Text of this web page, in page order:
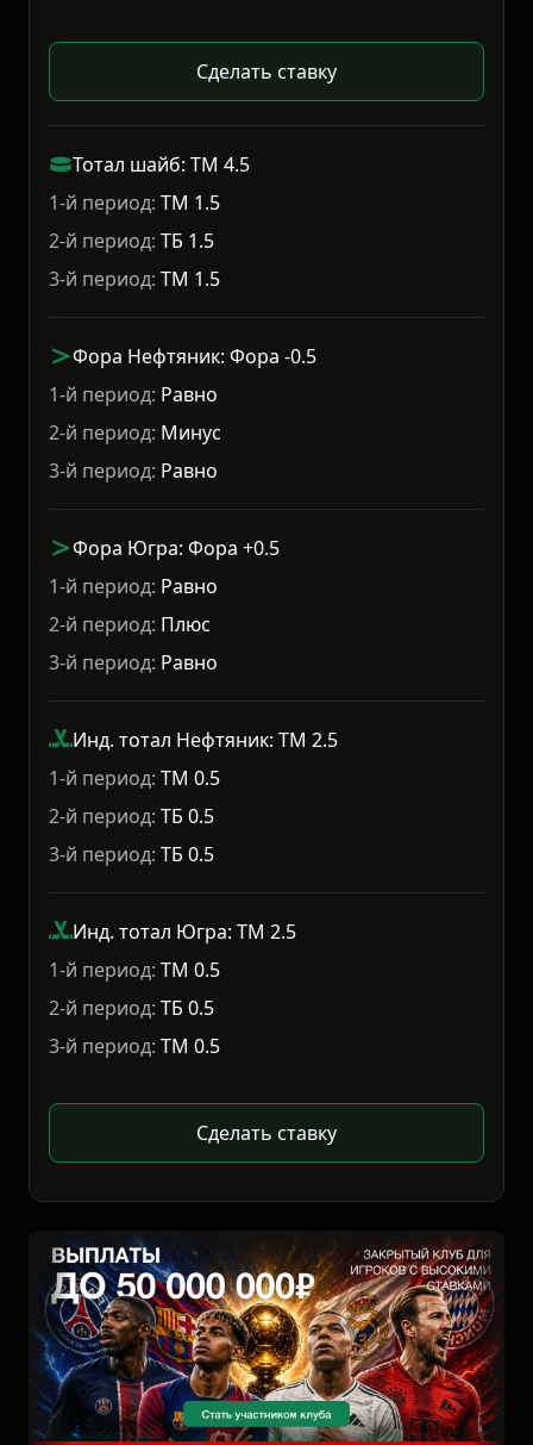
Сделать ставку
Тотал шайб: ТМ 4.5
1-й период: ТМ 1.5
2-й период: ТБ 1.5
3-й период: ТМ 1.5
Фора Нефтяник: Фора -0.5
1-й период: Равно
2-й период: Минус
3-й период: Равно
Фора Югра: Фора +0.5
1-й период: Равно
2-й период: Плюс
3-й период: Равно
Инд. тотал Нефтяник: ТМ 2.5
1-й период: ТМ 0.5
2-й период: ТБ 0.5
3-й период: ТБ 0.5
Инд. тотал Югра: ТМ 2.5
1-й период: ТМ 0.5
2-й период: ТБ 0.5
3-й период: ТМ 0.5
Сделать ставку